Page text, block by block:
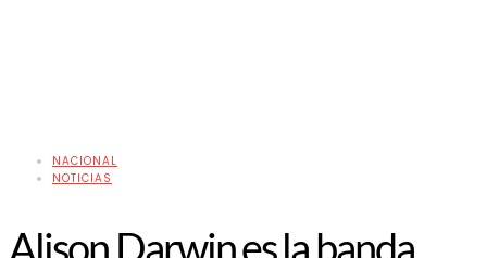
NACIONAL
NOTICIAS
Alison Darwin es la banda